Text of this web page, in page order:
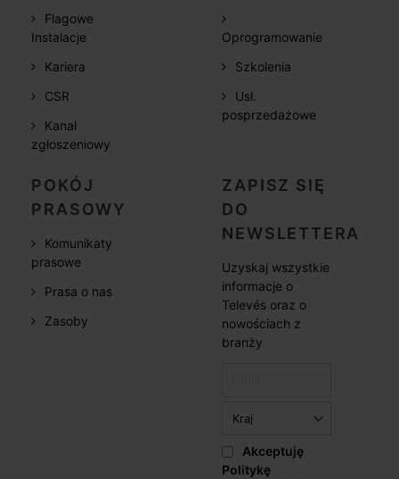
Flagowe
Instalacje
Kariera
CSR
Kanał
zgłoszeniowy
Oprogramowanie
Szkolenia
Usł.
posprzedażowe
POKÓJ
PRASOWY
Komunikaty
prasowe
Prasa o nas
Zasoby
ZAPISZ SIĘ
DO
NEWSLETTERA
Uzyskaj wszystkie
informacje o
Televés oraz o
nowościach z
branży
Akceptuję
Politykę